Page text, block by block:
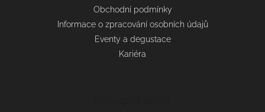
Obchodní podmínky
Informace o zpracování osobních údajů
Eventy a degustace
Kariéra